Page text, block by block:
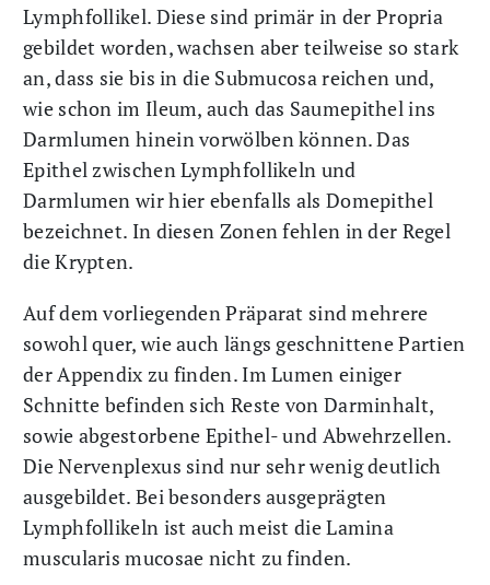
Lymphfollikel. Diese sind primär in der Propria
gebildet worden, wachsen aber teilweise so stark
an, dass sie bis in die Submucosa reichen und,
wie schon im Ileum, auch das Saumepithel ins
Darmlumen hinein vorwölben können. Das
Epithel zwischen Lymphfollikeln und
Darmlumen wir hier ebenfalls als Domepithel
bezeichnet. In diesen Zonen fehlen in der Regel
die Krypten.
Auf dem vorliegenden Präparat sind mehrere
sowohl quer, wie auch längs geschnittene Partien
der Appendix zu finden. Im Lumen einiger
Schnitte befinden sich Reste von Darminhalt,
sowie abgestorbene Epithel- und Abwehrzellen.
Die Nervenplexus sind nur sehr wenig deutlich
ausgebildet. Bei besonders ausgeprägten
Lymphfollikeln ist auch meist die Lamina
muscularis mucosae nicht zu finden.